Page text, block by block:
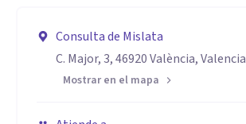
Depresión
Autoestima
Consulta de Mislata
C. Major, 3, 46920 València, Valencia
Mostrar en el mapa